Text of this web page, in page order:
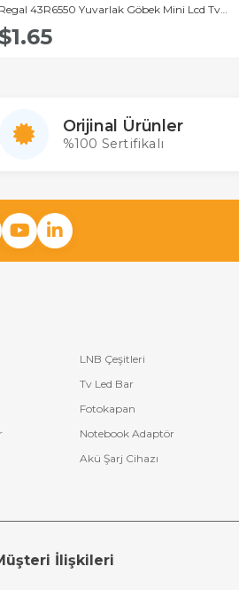
Regal 43R6550 Yuvarlak Göbek Mini Lcd Tv
Kumanda
$1.65
Orijinal Ürünler
%100 Sertifikalı
LNB Çeşitleri
Tv Led Bar
Fotokapan
Notebook Adaptör
Akü Şarj Cihazı
İlişkileri